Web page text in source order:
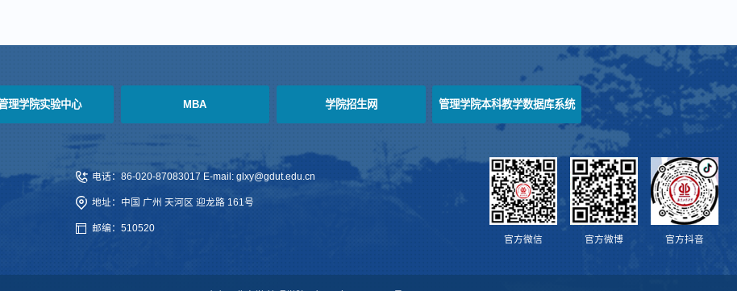
理学院实验中心 MBA 学院招生网 管理学院本科教学数据库系统
电话：86-020-87083017 E-mail: glxy@gdut.edu.cn
地址：中国 广州 天河区 迎龙路 161号
邮编：510520
官方微信
官方微博 官方抖音